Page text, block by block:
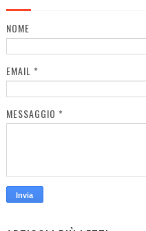
NOME
EMAIL *
MESSAGGIO *